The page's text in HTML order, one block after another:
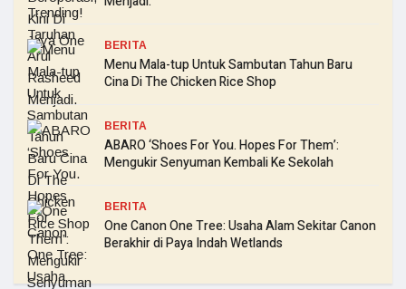
BERITA
Menu Mala-tup Untuk Sambutan Tahun Baru
Cina Di The Chicken Rice Shop
BERITA
ABARO ‘Shoes For You. Hopes For Them’:
Mengukir Senyuman Kembali Ke Sekolah
BERITA
One Canon One Tree: Usaha Alam Sekitar Canon
Berakhir di Paya Indah Wetlands